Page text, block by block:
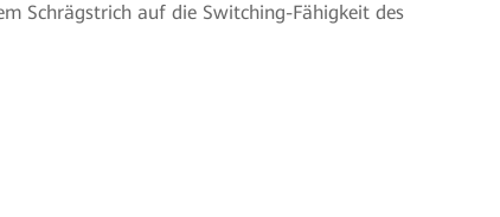
Schrägstrich auf die Switching-Fähigkeit des